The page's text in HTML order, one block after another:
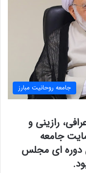
جامعه روحانیت مبارز
رازینی و
جامعه
دوره ای مجلس